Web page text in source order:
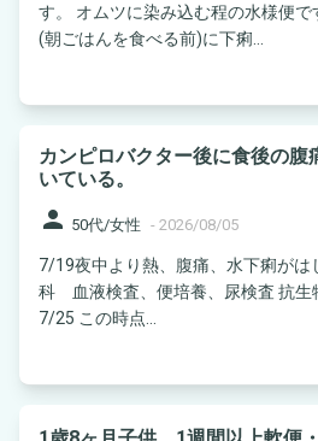
す。 オムツに染み込む程の水様便
(朝ごはんを食べる前)に下痢...
カンピロバクター後に食後の腹
いている。
person 50代/女性 - 2026/08/05
7/19夜中より熱、腹痛、水下痢がは
科 血液検査、便培養、尿検査 抗
7/25 この時点...